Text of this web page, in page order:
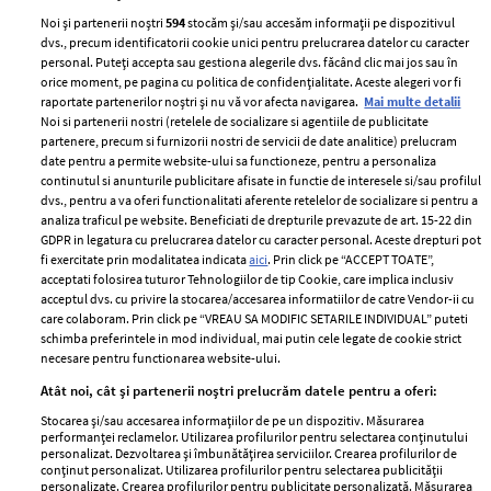
ELLE Style Awards
2024
Despre ELLE
Romania
Contact
Abonamente
Termeni si conditii
Politica de
confidențialitate
Politica de cookies
Publicitate
GSP
Unica
Baby
femei
Viva
Avantaje
Noi și partenerii noștri594stocăm și/sau accesăm informații pe dispozitivul
dvs., precum identificatorii cookie unici pentru prelucrarea datelor cu caracter
personal. Puteți accepta sau gestiona alegerile dvs. făcând clic mai jos sau în
orice moment, pe pagina cu politica de confidențialitate. Aceste alegeri vor fi
raportate partenerilor noștri și nu vă vor afecta navigarea. Mai multe detalii
Noi si partenerii nostri (retelele de socializare si agentiile de publicitate
partenere, precum si furnizorii nostri de servicii de date analitice) prelucram
date pentru a permite website-ului sa functioneze, pentru a personaliza
continutul si anunturile publicitare afisate in functie de interesele si/sau profilul
dvs., pentru a va oferi functionalitati aferente retelelor de socializare si pentru a
analiza traficul pe website. Beneficiati de drepturile prevazute de art. 15-22 din
GDPR in legatura cu prelucrarea datelor cu caracter personal. Aceste drepturi pot
fi exercitate prin modalitatea indicataaici. Prin click pe “ACCEPT TOATE”,
acceptati folosirea tuturor Tehnologiilor de tip Cookie, care implica inclusiv
acceptul dvs. cu privire la stocarea/accesarea informatiilor de catre Vendor-ii cu
care colaboram. Prin click pe “VREAU SA MODIFIC SETARILE INDIVIDUAL” puteti
schimba preferintele in mod individual, mai putin cele legate de cookie strict
necesare pentru functionarea website-ului.
Atât noi, cât și partenerii noștri prelucrăm datele pentru a oferi:
Stocarea și/sau accesarea informațiilor de pe un dispozitiv. Măsurarea
performanței reclamelor. Utilizarea profilurilor pentru selectarea conținutului
personalizat. Dezvoltarea și îmbunătățirea serviciilor. Crearea profilurilor de
conținut personalizat. Utilizarea profilurilor pentru selectarea publicității
personalizate. Crearea profilurilor pentru publicitate personalizată. Măsurarea